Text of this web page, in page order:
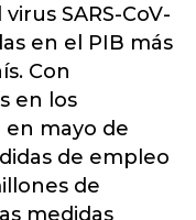
SARS-CoV-
en el PIB más
Con
en los
en mayo de
de empleo
de
medidas